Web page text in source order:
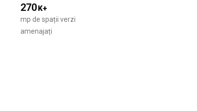
270K+
mp de spații verzi
amenajați